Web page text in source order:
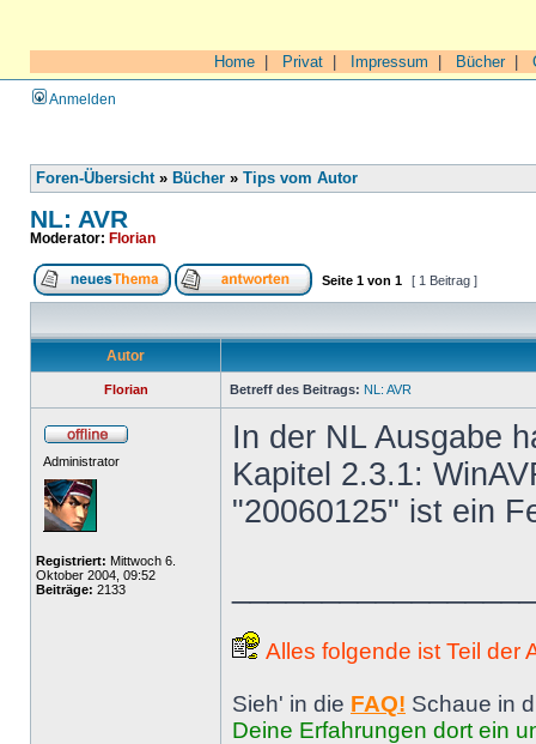
Home Privat Impressum Bücher|
Anmelden
Foren-Übersicht» Bücher » Tips vom Autor
NL: AVR
Moderator: Florian
Seite 1 von 1 [ 1 Beitrag ]
Autor
Florian Betreff des Beitrags: NL: AVR
Administrator
Registriert: Mittwoch 6.
Oktober 2004, 09:52
Beiträge: 2133
In der NL Ausgabe
Kapitel 2.3.1:
"20060125" ist ein
Alles folgende ist Teil der
Sieh' in die FAQ! Schaue in
Deine Erfahrungen dort ein